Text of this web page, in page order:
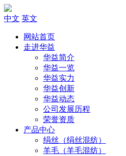
中文 英文
网站首页
走进华益
华益简介
华益一览
华益实力
华益创新
华益动态
公司发展历程
荣誉资质
产品中心
绢丝（绢丝混纺）
羊毛（羊毛混纺）